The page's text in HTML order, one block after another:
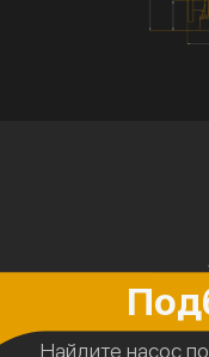
Найдите насос